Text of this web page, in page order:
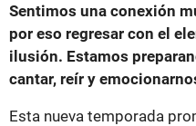
Sentimos una conexión
por eso regresar con el
ilusión. Estamos
cantar, reír y
Esta nueva temporada